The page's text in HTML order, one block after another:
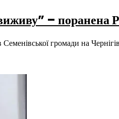
– поранена
громади на